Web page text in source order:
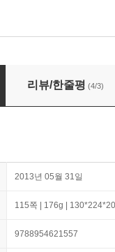
리뷰/한줄평 (4/3)
2013년 05월 31일
115쪽 | 176g |
9788954621557